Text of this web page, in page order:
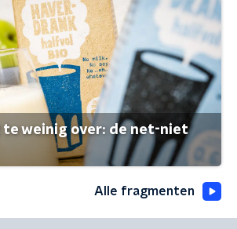
te weinig over: de net-niet
Alle fragmenten